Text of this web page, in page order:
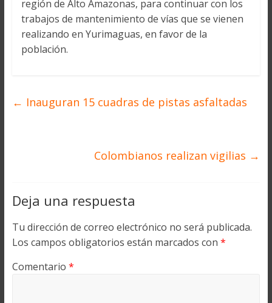
región de Alto Amazonas, para continuar con los
trabajos de mantenimiento de vías que se vienen
realizando en Yurimaguas, en favor de la
población.
← Inauguran 15 cuadras de pistas asfaltadas
Colombianos realizan vigilias →
Deja una respuesta
Tu dirección de correo electrónico no será publicada.
Los campos obligatorios están marcados con *
Comentario *